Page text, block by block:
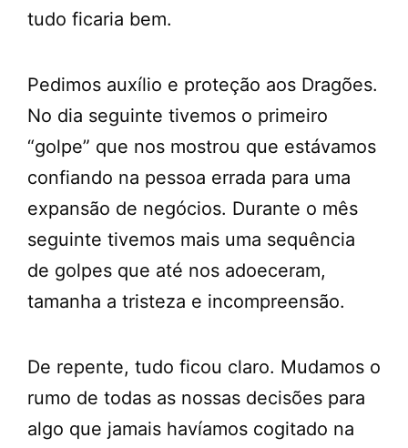
tudo ficaria bem.
Pedimos auxílio e proteção aos Dragões.
No dia seguinte tivemos o primeiro
“golpe” que nos mostrou que estávamos
confiando na pessoa errada para uma
expansão de negócios. Durante o mês
seguinte tivemos mais uma sequência
de golpes que até nos adoeceram,
tamanha a tristeza e incompreensão.
De repente, tudo ficou claro. Mudamos o
rumo de todas as nossas decisões para
algo que jamais havíamos cogitado na